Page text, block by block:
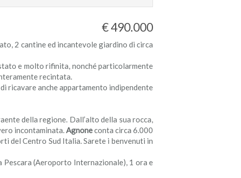
€ 490.000
2 cantine ed incantevole giardino di circa
e molto rifinita, nonché particolarmente
recintata.
ricavare anche appartamento indipendente
della regione. Dall’alto della sua rocca,
incontaminata.Agnoneconta circa 6.000
del Centro Sud Italia. Sarete i benvenuti in
Pescara (Aeroporto Internazionale), 1 ora e